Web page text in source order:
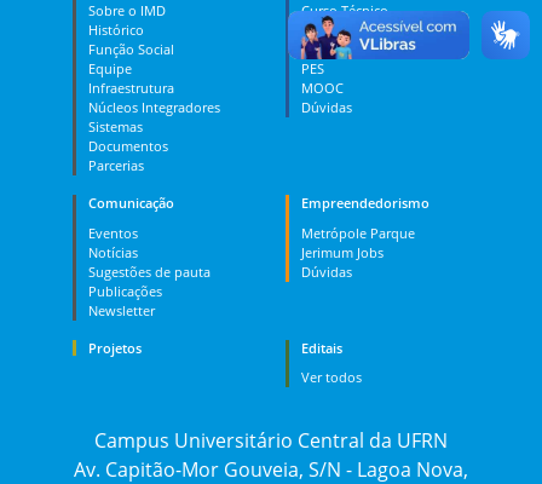
Sobre o IMD
Histórico
Função Social
Equipe
Infraestrutura
Núcleos Integradores
Sistemas
Documentos
Parcerias
Curso Técnico
Graduação
Pós-graduação
PES
MOOC
Dúvidas
Comunicação
Eventos
Notícias
Sugestões de pauta
Publicações
Newsletter
Empreendedorismo
Metrópole Parque
Jerimum Jobs
Dúvidas
Projetos
Editais
Ver todos
Campus Universitário Central da UFRN
Av. Capitão-Mor Gouveia, S/N - Lagoa Nova,